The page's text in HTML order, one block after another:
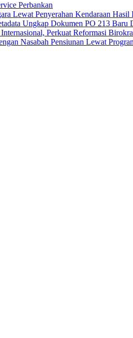
Perbankan
Lewat Penyerahan Kendaraan Hasil
Ungkap Dokumen PO 213 Baru
Perkuat Reformasi
Nasabah Pensiunan Lewat